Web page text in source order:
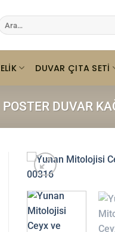
DUVAR ÇITA SETI
POSTER DUVAR